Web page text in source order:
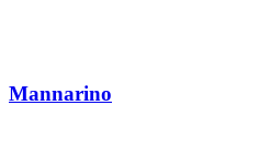
Mannarino